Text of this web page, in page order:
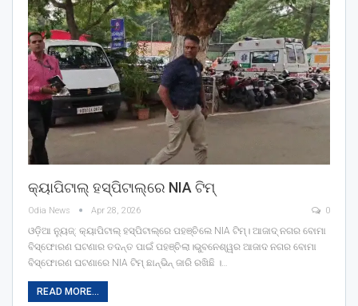
କ୍ୟାପିଟାଲ୍‌ ହସ୍ପିଟାଲ୍‌ରେ NIA ଟିମ୍‌
Odia News Apr 28, 2026 0
ଓଡ଼ିଆ ନ୍ୟୁଜ୍: କ୍ୟାପିଟାଲ୍‌ ହସ୍ପିଟାଲ୍‌ରେ ପହଞ୍ଚିଲେ NIA ଟିମ୍‌। ଆଜାଦ୍ ନଗର ବୋମା
ବିସ୍ଫୋରଣ ଘଟଣାର ତଦନ୍ତ ପାଇଁ ପହଞ୍ଚିଲା।ଭୁବନେଶ୍ୱର ଆଜାଦ ନଗର ବୋମା
ବିସ୍ଫୋରଣ ଘଟଣାରେ NIA ଟିମ୍ ଛାନ୍‌ଭିନ୍‌ ଜାରି ରଖିଛି ।…
READ MORE...